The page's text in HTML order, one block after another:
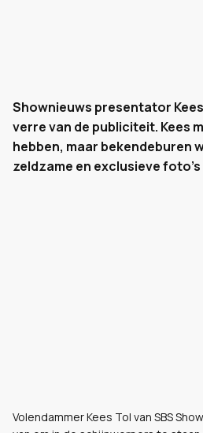
Shownieuws presentator
verre van de publiciteit. Kees
hebben, maar bekendeburen
zeldzame en exclusieve foto's
Volendammer Kees Tol van SBS